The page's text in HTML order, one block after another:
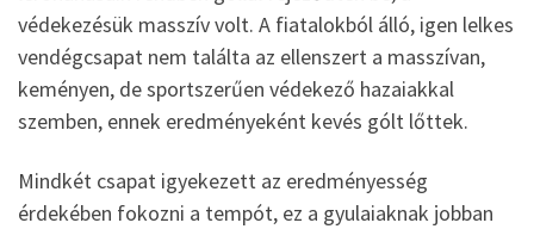
védekezésük masszív volt. A fiatalokból álló, igen lelkes
vendégcsapat nem találta az ellenszert a masszívan,
keményen, de sportszerűen védekező hazaiakkal
szemben, ennek eredményeként kevés gólt lőttek.
Mindkét csapat igyekezett az eredményesség
érdekében fokozni a tempót, ez a gyulaiaknak jobban